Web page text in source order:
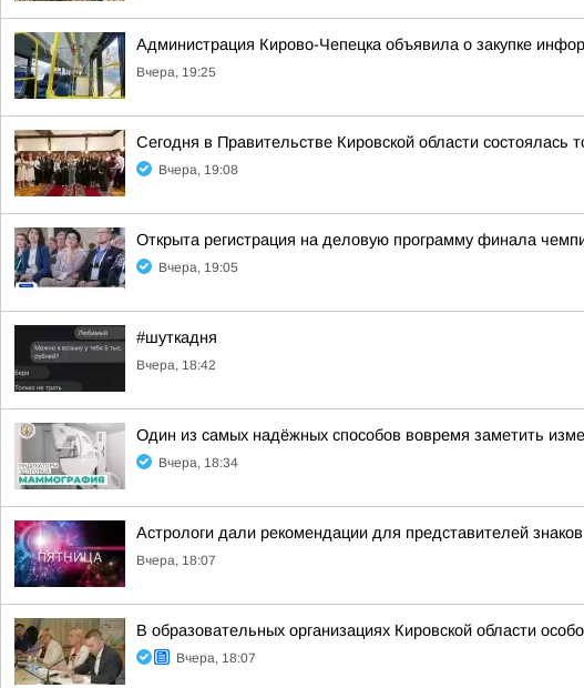
Администрация Кирово-Чепецка объявила о закупке
Вчера, 19:25
Сегодня в Правительстве Кировской области состоялась
Вчера, 19:08
Открыта регистрация на деловую программу финала
Вчера, 19:05
#шуткадня
Вчера, 18:42
Один из самых надёжных способов вовремя заметить
Вчера, 18:34
Астрологи дали рекомендации для представителей знаков
Вчера, 18:07
В образовательных организациях Кировской области
Вчера, 18:07